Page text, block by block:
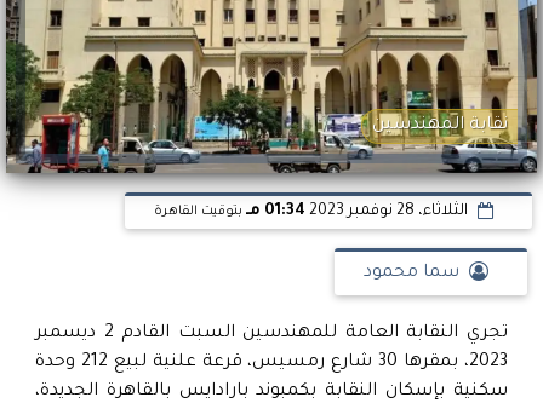
نقابة المهندسين
الثلاثاء، 28 نوفمبر 2023 01:34 مـ بتوقيت القاهرة
سما محمود
تجري النقابة العامة للمهندسين السبت القادم 2 ديسمبر
2023، بمقرها 30 شارع رمسيس، قرعة علنية لبيع 212 وحدة
سكنية بإسكان النقابة بكمبوند بارادايس بالقاهرة الجديدة،